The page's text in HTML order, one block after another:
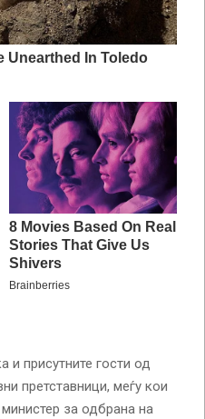
и присутните гости од
претставници, меѓу кои
за одбрана на